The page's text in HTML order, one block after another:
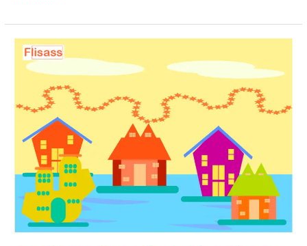
Ang
houseboat
dagat